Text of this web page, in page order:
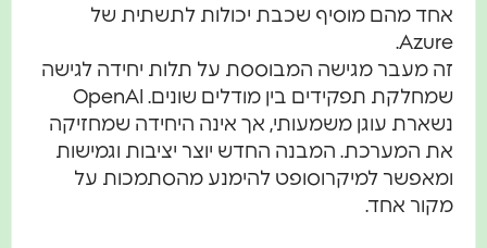
אחד מהם מוסיף שכבת יכולות לתשתית של
Azure.
זה מעבר מגישה המבוססת על תלות יחידה לגישה
שמחלקת תפקידים בין מודלים שונים. OpenAI
נשארת עוגן משמעותי, אך אינה היחידה שמחזיקה
את המערכת. המבנה החדש יוצר יציבות וגמישות
ומאפשר למיקרוסופט להימנע מהסתמכות על
מקור אחד.